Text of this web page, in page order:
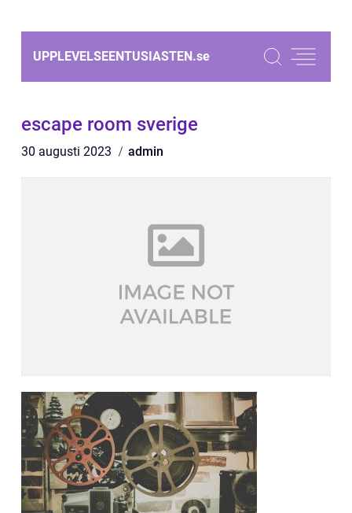
UPPLEVELSEENTUSIASTEN.se
escape room sverige
30 augusti 2023 admin